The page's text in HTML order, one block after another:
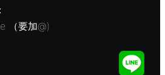
（要加@)